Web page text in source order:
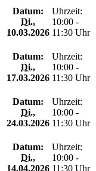
Datum:
Di.,
10.03.2026
Uhrzeit:
10:00 -
11:30 Uhr
Datum:
Di.,
17.03.2026
Uhrzeit:
10:00 -
11:30 Uhr
Datum:
Di.,
24.03.2026
Uhrzeit:
10:00 -
11:30 Uhr
Datum:
Di.,
14.04.2026
Uhrzeit:
10:00 -
11:30 Uhr